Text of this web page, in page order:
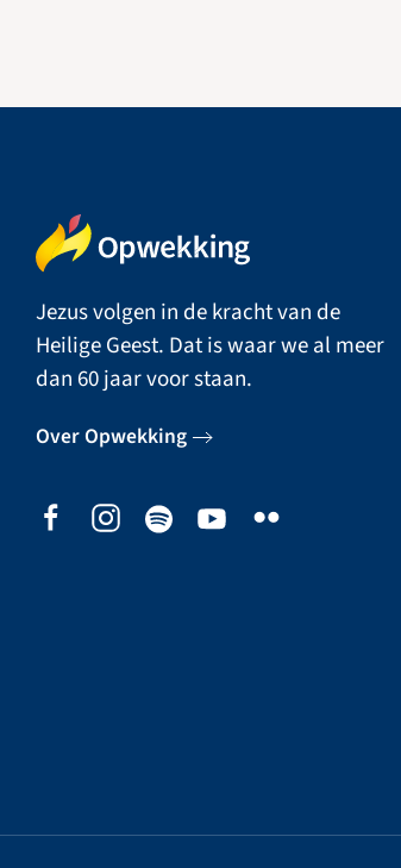
Jezus volgen in de kracht van de
Heilige Geest. Dat is waar we al meer
dan 60 jaar voor staan.
Over Opwekking